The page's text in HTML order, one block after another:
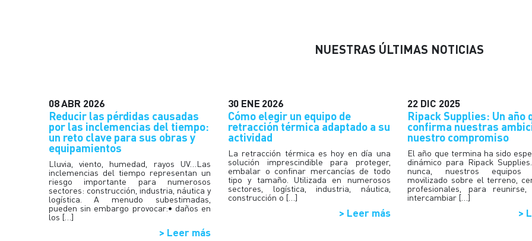
NUESTRAS ÚLTIMAS NOTICIAS
08ABR 2026
Reducir las pérdidas causadas
por las inclemencias del tiempo:
un reto clave para sus obras y
equipamientos
Lluvia, viento, humedad, rayos UV…Las
inclemencias del tiempo representan un
riesgo importante para numerosos
sectores: construcción, industria, náutica y
logística. A menudo subestimadas,
pueden sin embargo provocar:• daños en
los […]
> Leer más
30 ENE 2026
Cómo elegir un equipo de
retracción térmica adaptado a su
actividad
La retracción térmica es hoy en día una
solución imprescindible para proteger,
embalar o confinar mercancías de todo
tipo y tamaño. Utilizada en numerosos
sectores, logística, industria, náutica,
construcción o […]
> Leer más
22 DIC 2025
Ripack Supplies: Un año
confirma nuestras
nuestro compromiso
El año que termina ha sido
dinámico para Ripack
nunca, nuestros
movilizado sobre el terreno,
profesionales, para reunirse,
intercambiar […]
>